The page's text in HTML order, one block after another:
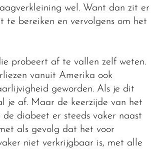
wel. Want dan zit er
te bereiken en vervolgens om het
probeert af te vallen zelf weten.
vanuit Amerika ook
geworden. Als je dit
je af. Maar de keerzijde van het
diabeet er steeds vaker naast
als gevolg dat het voor
niet verkrijgbaar is, met alle